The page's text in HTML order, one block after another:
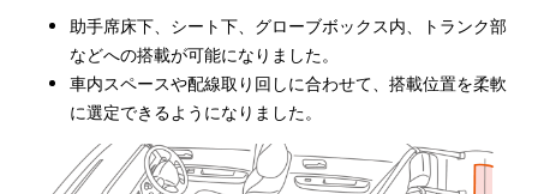
助手席床下、シート下、グローブボックス内、トランク部
などへの搭載が可能になりました。
車内スペースや配線取り回しに合わせて、搭載位置を柔軟
に選定できるようになりました。